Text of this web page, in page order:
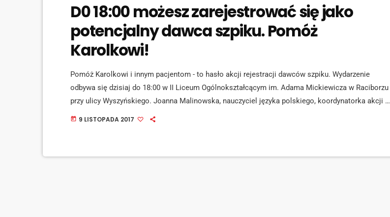
D0 18:00 możesz zarejestrować się jako
potencjalny dawca szpiku. Pomóż
Karolkowi!
Pomóż Karolkowi i innym pacjentom - to hasło akcji rejestracji dawców szpiku. Wydarzenie
odbywa się dzisiaj do 18:00 w II Liceum Ogólnokształcącym im. Adama Mickiewicza w Raciborzu
przy ulicy Wyszyńskiego. Joanna Malinowska, nauczyciel języka polskiego, koordynatorka akcji w
drugim LO: [jwplayer mediaid="72425"] Proces rejestracji trwa kilka minut, jest prosty, bezbolesny -
today 9 LISTOPADA 2017